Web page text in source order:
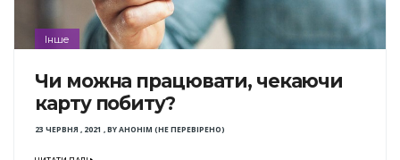
Інше
Чи можна працювати, чекаючи
карту побиту?
23 ЧЕРВНЯ , 2021 ,BYАНОНІМ (НЕ ПЕРЕВІРЕНО)